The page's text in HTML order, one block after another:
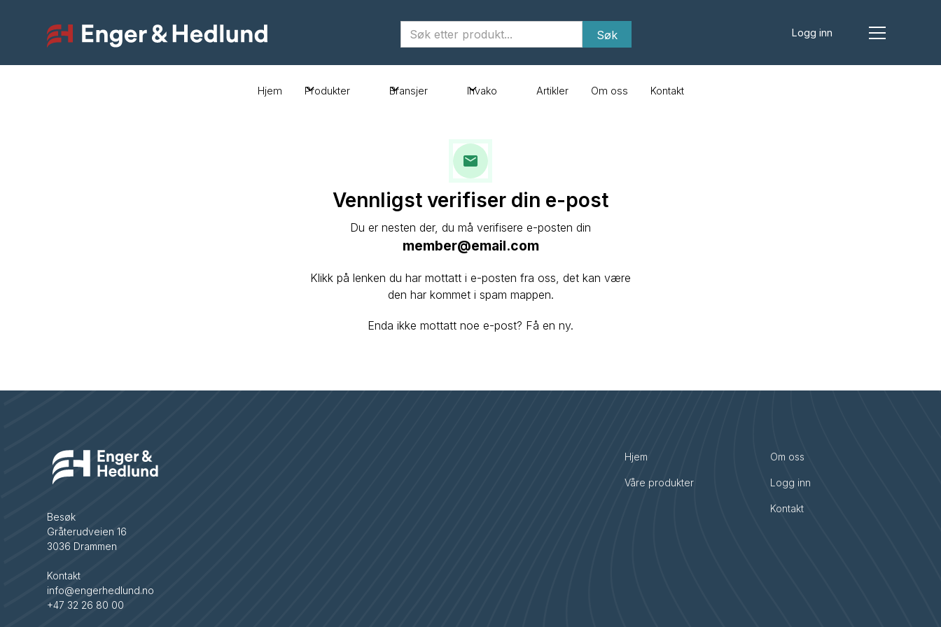
Logg inn
Hjem Produkter Bransjer Invako Artikler Om oss Kontakt
Vennligst verifiser din e-post
Du er nesten der, du må verifisere e-posten din
member@email.com
Klikk på lenken du har mottatt i e-posten fra oss, det kan være
den har kommet i spam mappen.
Enda ikke mottatt noe e-post? Få en ny.
Besøk
Gråterudveien 16
3036 Drammen
Kontakt
info@engerhedlund.no
+47 32 26 80 00
Hjem
Våre produkter
Om oss
Logg inn
Kontakt